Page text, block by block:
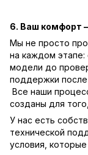
6. Ваш комфорт
Мы не просто
на каждом этапе:
модели до
поддержки после
Все наши
созданы для
У нас есть
технической
условия,